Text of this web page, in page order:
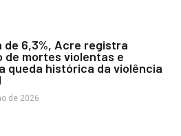
de 6,3%, Acre registra
de mortes violentas e
queda histórica da violência
de 2026